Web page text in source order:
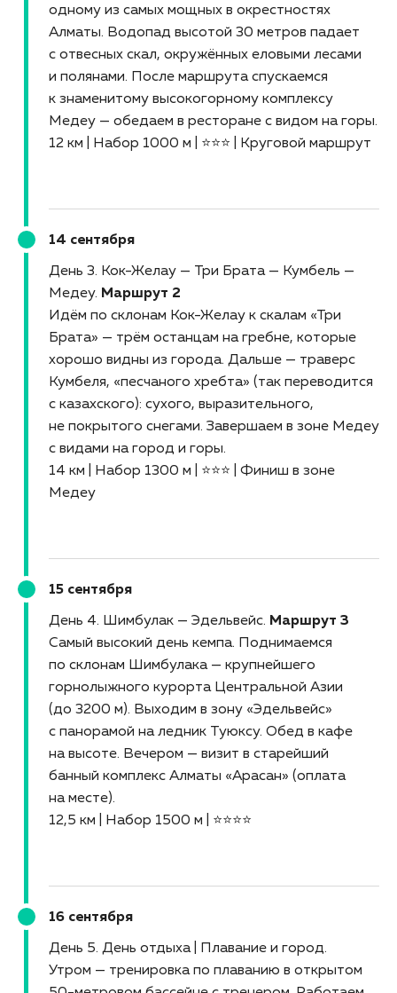
одному из самых мощных в окрестностях
Алматы. Водопад высотой 30 метров падает
с отвесных скал, окружённых еловыми лесами
и полянами. После маршрута спускаемся
к знаменитому высокогорному комплексу
Медеу — обедаем в ресторане с видом на горы.
12 км | Набор 1000 м | ⭐⭐⭐ | Круговой маршрут
14 сентября
День 3. Кок-Желау — Три Брата — Кумбель —
Медеу
Маршрут 2
Идём по склонам Кок-Желау к скалам «Три
Брата» — трём останцам на гребне, которые
хорошо видны из города. Дальше — траверс
Кумбеля, «песчаного хребта» (так переводится
с казахского): сухого, выразительного,
не покрытого снегами. Завершаем в зоне Медеу
с видами на город и горы.
14 км | Набор 1300 м | ⭐⭐⭐ | Финиш в зоне
Медеу
15 сентября
День 4. Шимбулак — Эдельвейс
Маршрут 3
Самый высокий день кемпа. Поднимаемся
по склонам Шимбулака — крупнейшего
горнолыжного курорта Центральной Азии
(до 3200 м). Выходим в зону «Эдельвейс»
с панорамой на ледник Туюксу. Обед в кафе
на высоте. Вечером — визит в старейший
банный комплекс Алматы «Арасан» (оплата
на месте).
12,5 км | Набор 1500 м | ⭐⭐⭐⭐
16 сентября
День 5. День отдыха | Плавание и город
Утром — тренировка по плаванию в открытом